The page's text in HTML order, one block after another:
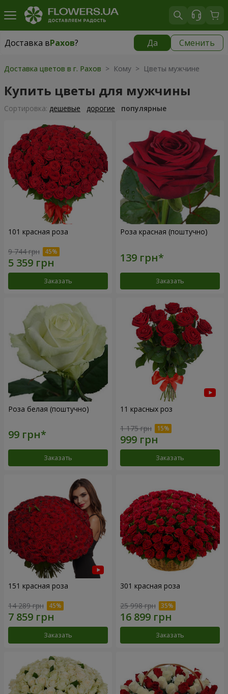
Доставка вРахов? Да Сменить
Доставка вРахов
Доставка цветов в г. Рахов > Кому > Цветы мужчине
Купить цветы для мужчины
Cортировка: дешевые дорогие популярные
101 красная роза
9 744 грн
Заказать
Роза красная (поштучно)
Заказать
Роза белая (поштучно)
Заказать
11 красных роз
1 175 грн
Заказать
151 красная роза
14 289 грн
Заказать
301 красная роза
25 998 грн
Заказать